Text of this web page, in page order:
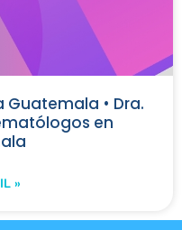
• Dra.
en
»